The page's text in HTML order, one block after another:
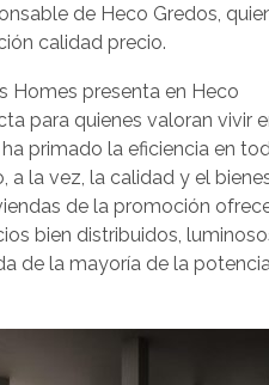
de Heco Gredos,
calidad precio.
Homes presenta en Heco
para quienes valoran vivir
primado la eficiencia en
a la vez, la calidad y el
de la promoción
bien distribuidos,
de la mayoría de la